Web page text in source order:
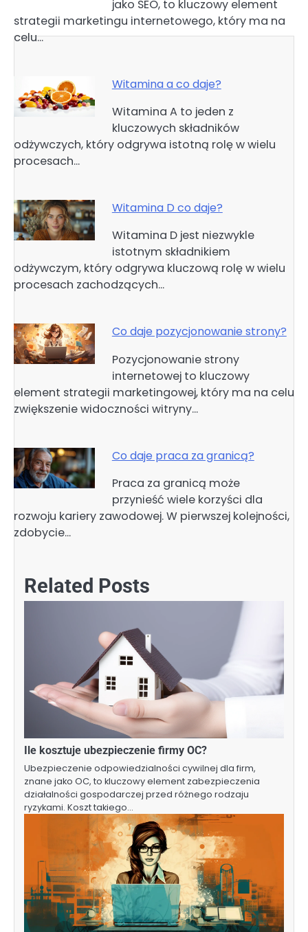
jako SEO, to kluczowy element
strategii marketingu internetowego, który ma na
celu…
Witamina a co daje?
Witamina A to jeden z
kluczowych składników
odżywczych, który odgrywa istotną rolę w wielu
procesach…
Witamina D co daje?
Witamina D jest niezwykle
istotnym składnikiem
odżywczym, który odgrywa kluczową rolę w wielu
procesach zachodzących…
Co daje pozycjonowanie strony?
Pozycjonowanie strony
internetowej to kluczowy
element strategii marketingowej, który ma na celu
zwiększenie widoczności witryny…
Co daje praca za granicą?
Praca za granicą może
przynieść wiele korzyści dla
rozwoju kariery zawodowej. W pierwszej kolejności,
zdobycie…
Related Posts
Ile kosztuje ubezpieczenie firmy OC?
Ubezpieczenie odpowiedzialności cywilnej dla firm,
znane jako OC, to kluczowy element zabezpieczenia
działalności gospodarczej przed różnego rodzaju
ryzykami. Koszt takiego…